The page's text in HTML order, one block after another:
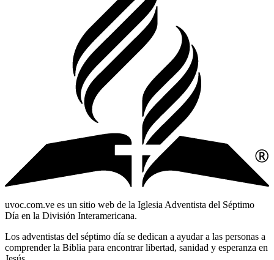
uvoc.com.ve es un sitio web de la Iglesia Adventista del Séptimo
Día en la División Interamericana.
Los adventistas del séptimo día se dedican a ayudar a las personas a
comprender la Biblia para encontrar libertad, sanidad y esperanza en